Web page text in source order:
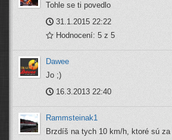
Tohle se ti povedlo
31.1.2015 22:22
Hodnocení: 5 z 5
Dawee
Jo ;)
16.3.2013 22:40
Rammsteinak1
Brzdíš na tych 10 km/h, ktoré sú